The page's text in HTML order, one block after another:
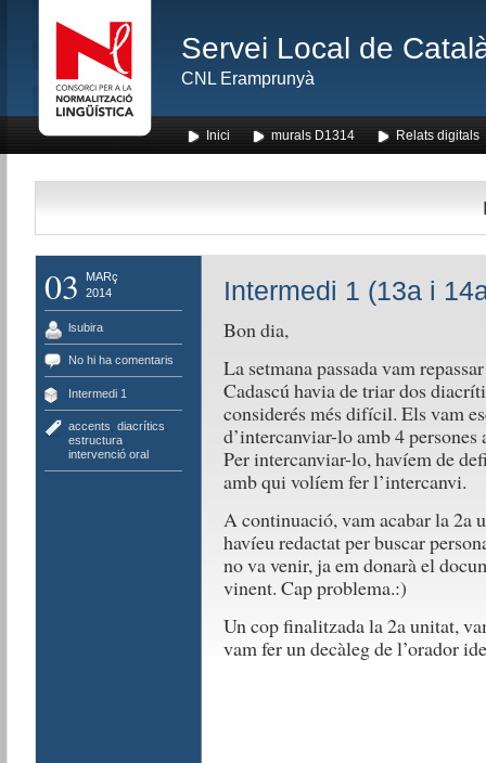
Servei Local de
CNL Eramprunyà
Inici murals D1314 Relats digitals
03
MARç
2014
lsubira
No hi ha comentaris
Intermedi 1
accents diacrítics
estructura,
intervenció oral
Intermedi 1 (13a i
Bon dia,
La setmana passada vam
Cadascú havia de triar dos
considerés més difícil. Els vam
d’intercanviar-lo amb 4
Per intercanviar-lo, havíem de
amb qui volíem fer l’intercanvi.
A continuació, vam acabar la 2a
havíeu redactat per buscar
no va venir, ja em donarà el
vinent. Cap problema.:)
Un cop finalitzada la 2a unitat,
vam fer un decàleg de l’orador